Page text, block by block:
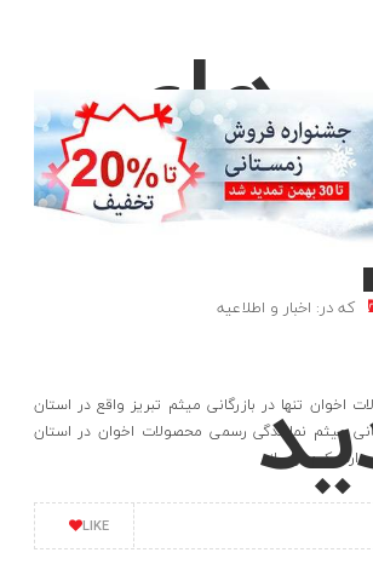
های
اخوان تنها در بازرگانی میثم تبریز واقع در استان
میثم نمایندگی رسمی محصولات اخوان در استان
دارد یک سری از
LIKE
که در: اخبار و اطلاعیه